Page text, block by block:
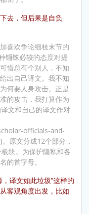
去，但后果是自负
喜欢争论细枝末节的
锱铢必较的态度对提
惜总有个别人，不知
出自己译文。我不知
何要人身攻击。正是
的攻击，我打算作为
文和自己的译文作对
officials-and-
原文分成12个部分，
块。为保护隐私和各
的首字母。
译文如此垃圾”这样的
客观角度出发，比如